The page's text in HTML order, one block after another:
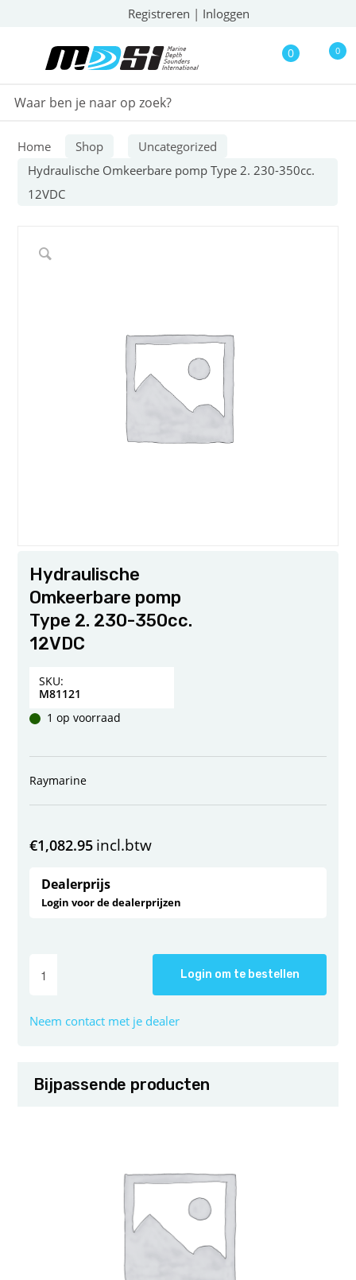
Registreren | Inloggen
0 0
Home Shop
Uncategorized
Hydraulische Omkeerbare pomp Type 2. 230-350cc.
12VDC
Hydraulische
Omkeerbare pomp
Type 2. 230-350cc.
12VDC
SKU:
M81121
1 op voorraad
Raymarine
€1,082.95 incl.btw
Dealerprijs
Login voor de dealerprijzen
Login om te bestellen
Neem contact met je dealer
Bijpassende producten